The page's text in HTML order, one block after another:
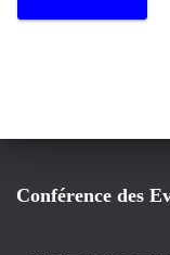
Conférence des